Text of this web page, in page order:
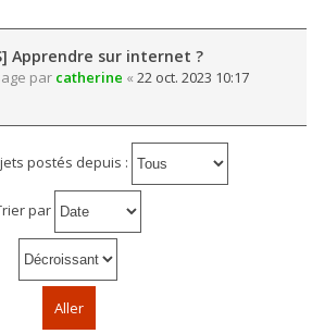
Apprendre sur internet ?
par catherine « 22 oct. 2023 10:17
postés depuis :
par